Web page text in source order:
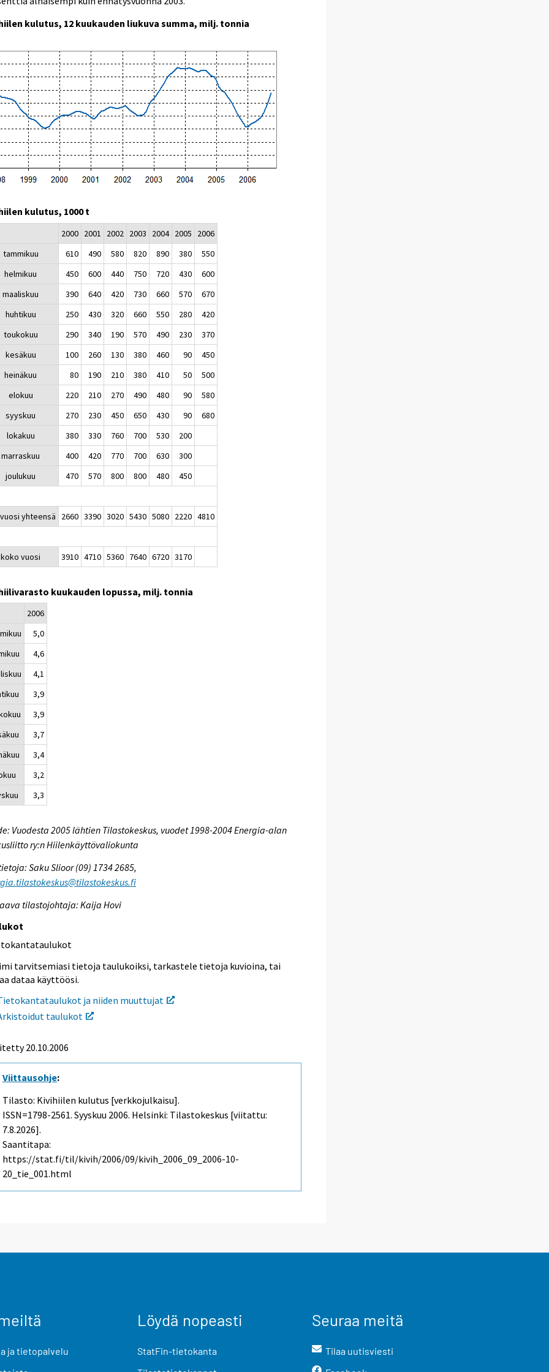
kulutus, 12 kuukauden liukuva summa, milj. tonnia
kulutus, 1000 t
2000 2001 2002 2003 2004 2005
2006
tammikuu
610 490 580 820 890 380
550
helmikuu
450 600 440 750 720 430
600
maaliskuu
390 640 420 730 660 570
670
huhtikuu
250 430 320 660 550 280
420
toukokuu
290 340 190 570 490 230
370
kesäkuu
100 260 130 380 460 90
450
heinäkuu
80 190 210 380 410 50
500
elokuu
220 210 270 490 480 90
580
syyskuu
270 230 450 650 430 90
680
lokakuu
380 330 760 700 530
200
marraskuu
400 420 770 700 630
300
joulukuu
470 570 800 800 480 450
yhteensä 2660 3390 3020 5430 5080 2220 4810
koko vuosi 3910 4710 5360 7640 6720 3170
kuukauden lopussa, milj. tonnia
2006
5,0
4,6
4,1
3,9
3,9
3,7
3,4
3,2
3,3
Vuodesta 2005 lähtien Tilastokeskus, vuodet 1998-2004 Energia-alan
ry:n Hiilenkäyttövaliokunta
Saku Slioor (09) 1734 2685,
tilastojohtaja: Kaija Hovi
tarvitsemiasi tietoja taulukoiksi, tarkastele tietoja kuvioina, tai
dataa käyttöösi.
ja niiden muuttujat
taulukot
20.10.2006
Viittausohje:
Tilasto: Kivihiilen kulutus [verkkojulkaisu].
ISSN=1798-2561.Syyskuu 2006. Helsinki: Tilastokeskus [viitattu:
7.8.2026].
Saantitapa:
https://stat.fi/til/kivih/2006/09/kivih_2006_09_2006-10-
20_tie_001.html
ja tietopalvelu
Löydä nopeasti
StatFin-tietokanta
Seuraa meitä
Tilaa uutisviesti